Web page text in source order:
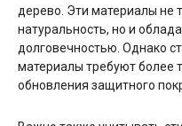
дерево. Эти материалы не
натуральность, но и
долговечностью. Однако
материалы требуют более
обновления защитного